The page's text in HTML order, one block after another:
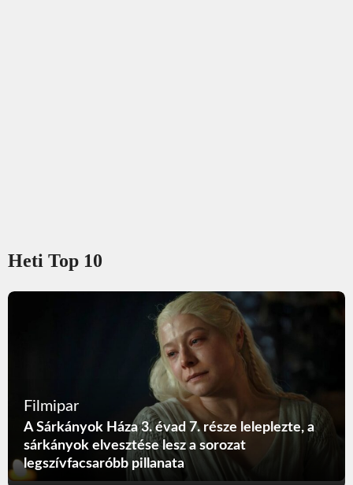
Heti Top 10
Filmipar
A Sárkányok Háza 3. évad 7. része leleplezte, a
sárkányok elvesztése lesz a sorozat
legszívfacsaróbb pillanata